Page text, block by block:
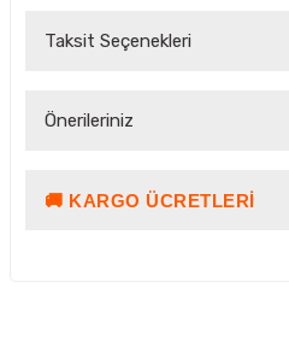
Taksit Seçenekleri
Önerileriniz
Bu ürünün fiyat bilgisi, resim, ürün
🚚 KARGO ÜCRETLERI